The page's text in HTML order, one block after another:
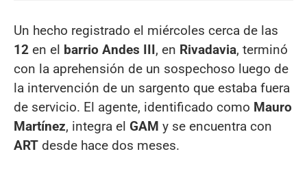
Un hecho registrado el miércoles cerca de las
12 en el barrio Andes III, en Rivadavia, terminó
con la aprehensión de un sospechoso luego de
la intervención de un sargento que estaba fuera
de servicio. El agente, identificado como Mauro
Martínez, integra el GAM y se encuentra con
ART desde hace dos meses.